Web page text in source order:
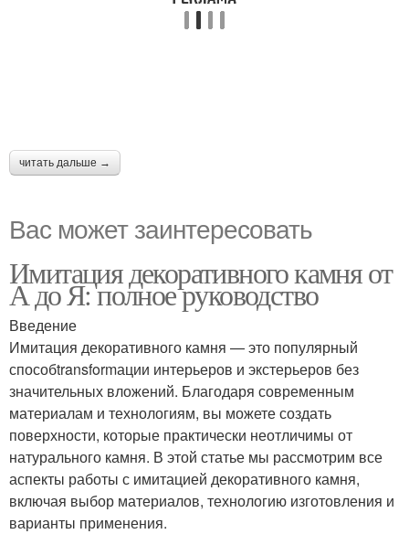
читать дальше →
Вас может заинтересовать
Имитация декоративного камня от
А до Я: полное руководство
Введение
Имитация декоративного камня — это популярный
способtransformации интерьеров и экстерьеров без
значительных вложений. Благодаря современным
материалам и технологиям, вы можете создать
поверхности, которые практически неотличимы от
натурального камня. В этой статье мы рассмотрим все
аспекты работы с имитацией декоративного камня,
включая выбор материалов, технологию изготовления и
варианты применения.